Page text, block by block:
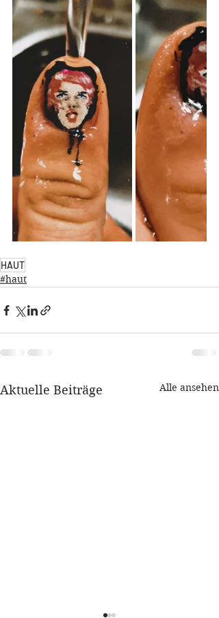
HAUT
#haut
Aktuelle Beiträge Alle ansehen